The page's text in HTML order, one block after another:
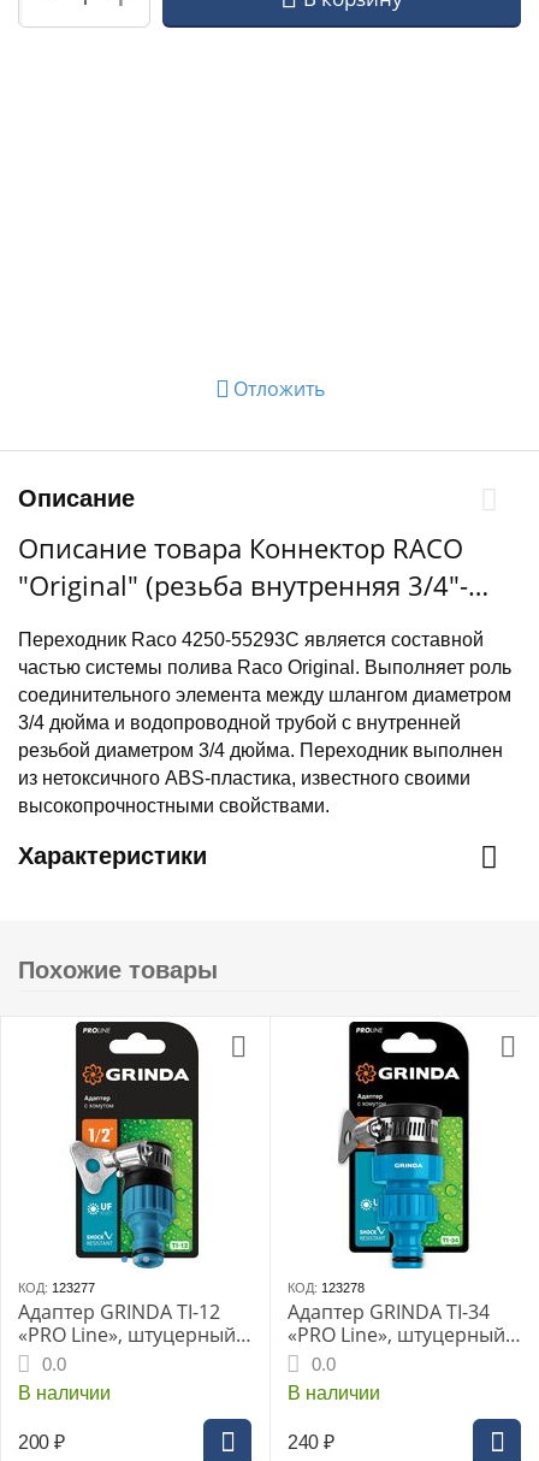
Отложить
Описание
Описание товара Коннектор RACO
"Original" (резьба внутренняя 3/4"-
шланг 3/4") 4250-55293C
Переходник Raco 4250-55293C является составной
частью системы полива Raco Original. Выполняет роль
соединительного элемента между шлангом диаметром
3/4 дюйма и водопроводной трубой с внутренней
резьбой диаметром 3/4 дюйма. Переходник выполнен
из нетоксичного ABS-пластика, известного своими
высокопрочностными свойствами.
Характеристики
Похожие товары
КОД: 123277
Адаптер GRINDA TI-12
«PRO Line», штуцерный,с
внутреней резьбой 1/2",
на кран с хомутом, из
ударопрочного АБС
пластика, (8-426320)
0.0
В наличии
200 ₽
КОД: 123278
Адаптер GRINDA TI-34
«PRO Line», штуцерный,
с внутреней резьбой
3/4", на кран с хомутом,
из ударопрочного АБС
пластика, (8-426321)
0.0
В наличии
240 ₽